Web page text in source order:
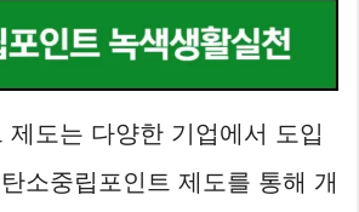
제도는 다양한 기업에서 도입
소중립포인트 제도를 통해 개